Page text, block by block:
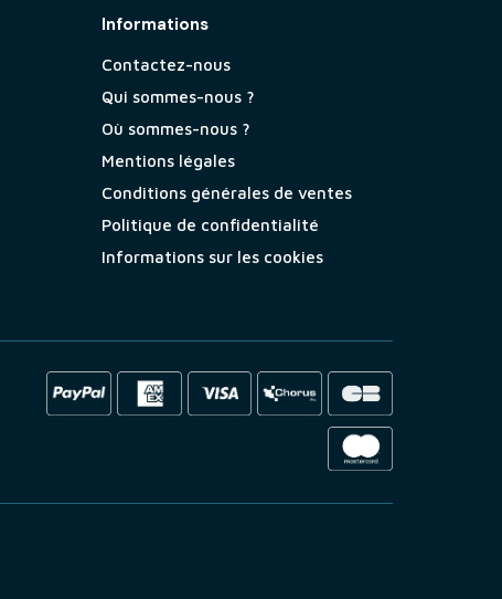
Informations
Contactez-nous
Qui sommes-nous ?
Où sommes-nous ?
Mentions légales
Conditions générales de ventes
Politique de confidentialité
Informations sur les cookies